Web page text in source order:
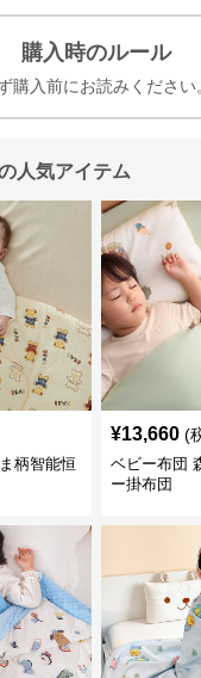
購入時のルール
購入前にお読みください
人気アイテム
柄智能恒
¥13,660 (
ベビー布団
ー掛布団